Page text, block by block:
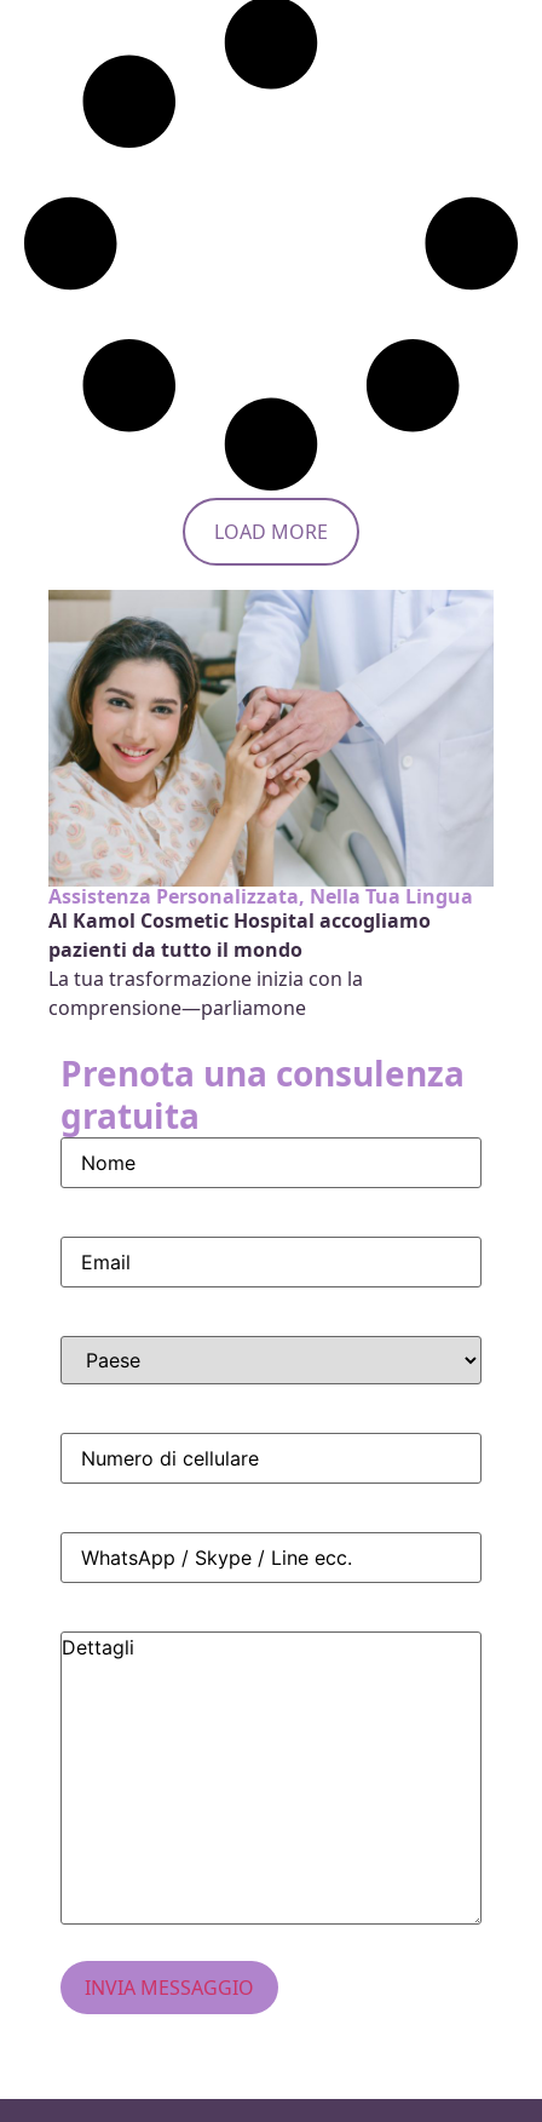
LOAD MORE
Assistenza Personalizzata, Nella Tua Lingua
Al Kamol Cosmetic Hospital accogliamo
pazienti da tutto il mondo
La tua trasformazione inizia con la
comprensione—parliamone
Prenota una consulenza
gratuita